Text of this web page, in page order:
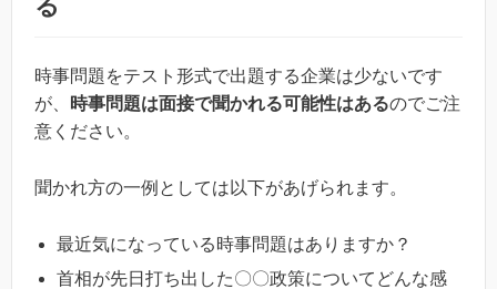
る
時事問題をテスト形式で出題する企業は少ないです
が、 時事問題は面接で聞かれる可能性はあるのでご注
意ください。
聞かれ方の一例としては以下があげられます。
最近気になっている時事問題はありますか？
首相が先日打ち出した〇〇政策についてどんな感